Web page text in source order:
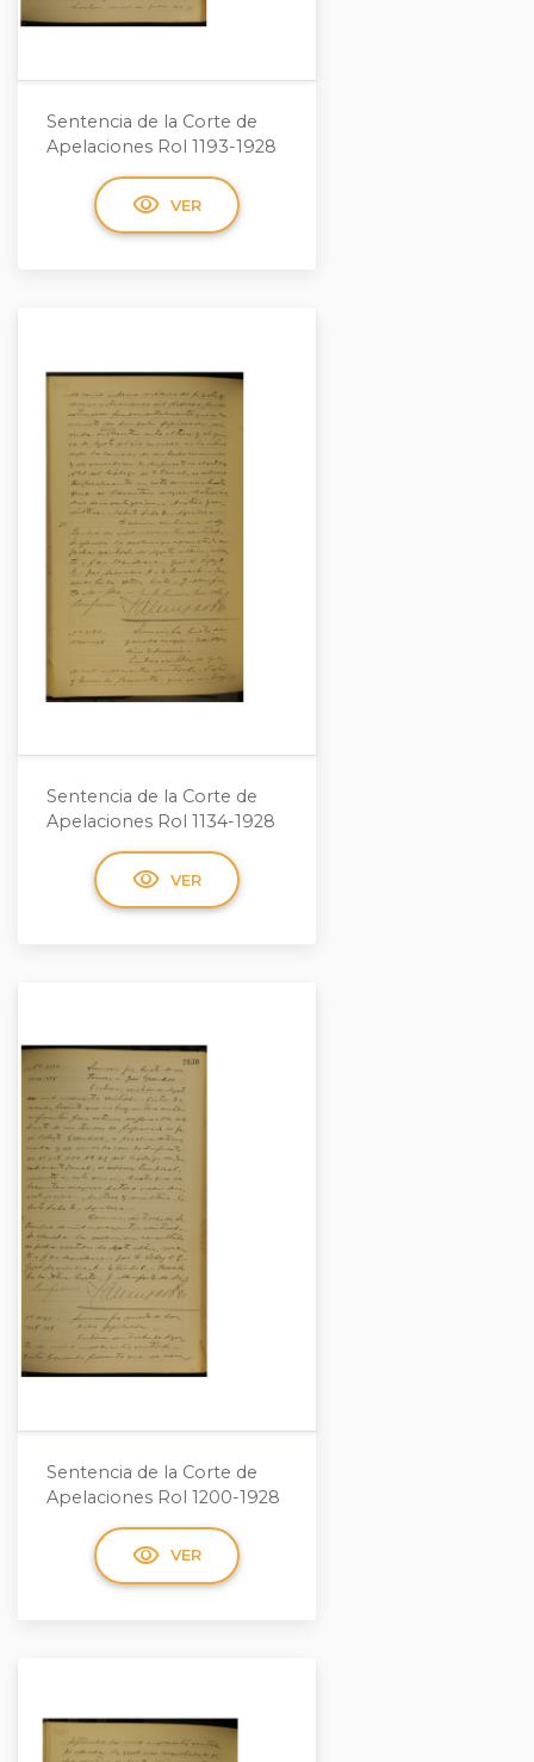
Sentencia de la Corte de
Apelaciones Rol 1193-1928
visibility VER
Sentencia de la Corte de
Apelaciones Rol 1134-1928
visibility VER
Sentencia de la Corte de
Apelaciones Rol 1200-1928
visibility VER